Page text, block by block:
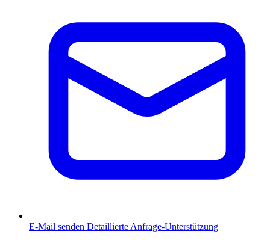
E-Mail senden Detaillierte Anfrage-Unterstützung